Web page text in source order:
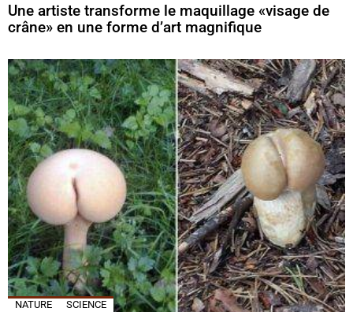
Une artiste transforme le maquillage «visage de
crâne» en une forme d’art magnifique
NATURE SCIENCE